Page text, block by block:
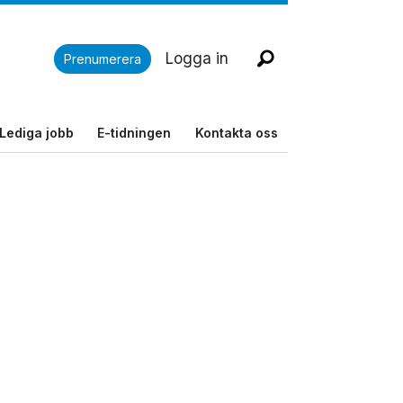
Prenumerera Logga in
Lediga jobb E-tidningen Kontakta oss